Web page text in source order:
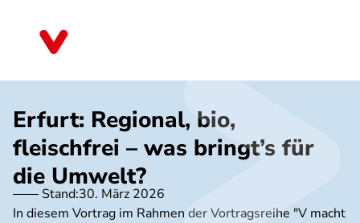
Erfurt: Regional, bio,
fleischfrei – was bringt’s für
die Umwelt?
Stand:30. März 2026
In diesem Vortrag im Rahmen der Vortragsreihe "V macht